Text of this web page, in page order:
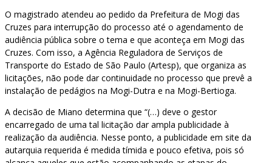
O magistrado atendeu ao pedido da Prefeitura de Mogi das
Cruzes para interrupção do processo até o agendamento de
audiência pública sobre o tema e que aconteça em Mogi das
Cruzes. Com isso, a Agência Reguladora de Serviços de
Transporte do Estado de São Paulo (Artesp), que organiza as
licitações, não pode dar continuidade no processo que prevê a
instalação de pedágios na Mogi-Dutra e na Mogi-Bertioga.
A decisão de Miano determina que “(…) deve o gestor
encarregado de uma tal licitação dar ampla publicidade à
realização da audiência. Nesse ponto, a publicidade em site da
autarquia requerida é medida tímida e pouco efetiva, pois só